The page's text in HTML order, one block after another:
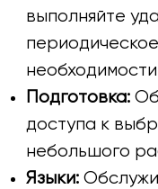
выполняйте
Подготовка:
доступа к
небольшого
Языки: